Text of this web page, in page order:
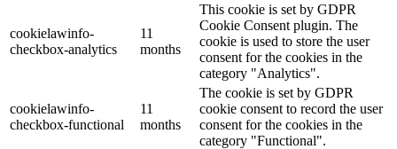
cookielawinfo-
checkbox-analytics
11
months
This cookie is set by GDPR
Cookie Consent plugin. The
cookie is used to store the user
consent for the cookies in the
category "Analytics".
cookielawinfo-
checkbox-functional
11
months
The cookie is set by GDPR
cookie consent to record the user
consent for the cookies in the
category "Functional".